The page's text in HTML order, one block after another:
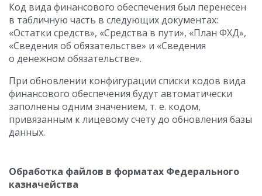
Код вида финансового обеспечения был перенесен
в табличную часть в следующих документах:
«Остатки средств», «Средства в пути», «План ФХД»,
«Сведения об обязательстве» и «Сведения
о денежном обязательстве».
При обновлении конфигурации списки кодов вида
финансового обеспечения будут автоматически
заполнены одним значением, т. е. кодом,
привязанным к лицевому счету до обновления базы
данных.
Обработка файлов в форматах Федерального
казначейства